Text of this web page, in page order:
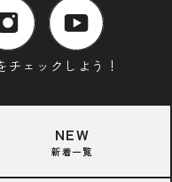
チェックしよう！
NEW
新着一覧